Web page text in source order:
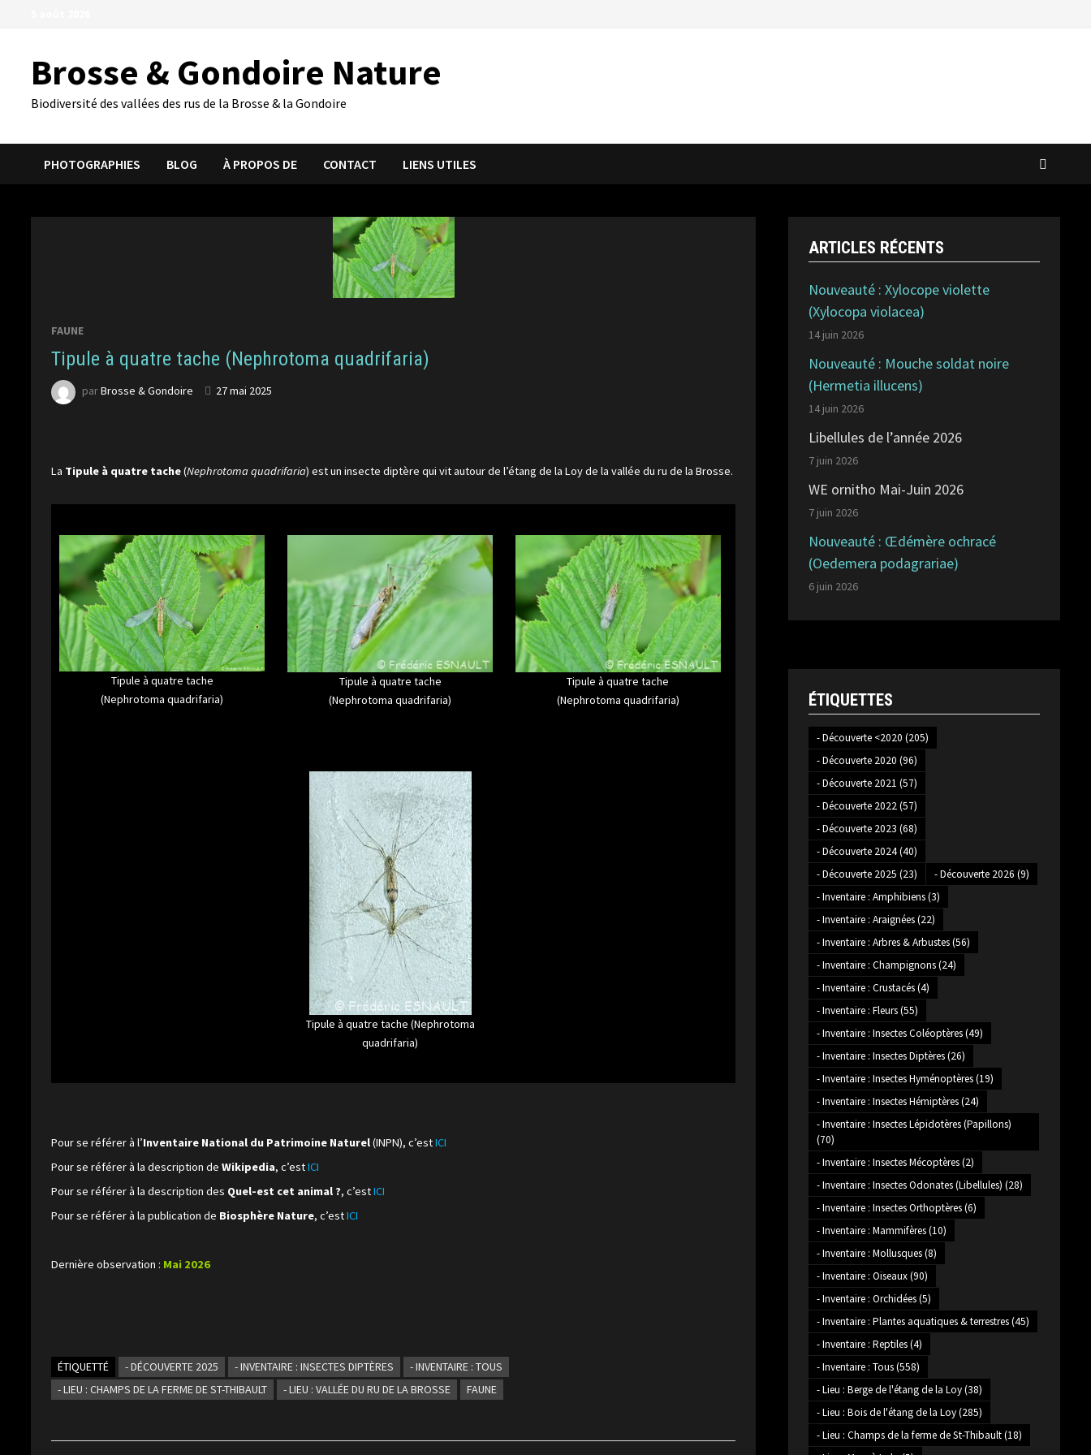
Brosse & Gondoire Nature
Biodiversité des vallées des rus de la Brosse & la Gondoire
PHOTOGRAPHIES BLOG À PROPOS DE CONTACT LIENS UTILES
FAUNE
Tipule à quatre tache (Nephrotoma quadrifaria)
parBrosse & Gondoire 27 mai 2025
La Tipule à quatre tache(Nephrotoma quadrifaria) est un insecte diptère qui vit autour de l’étang de la Loy de la vallée du ru de la Brosse.
Tipule à quatre tache
(Nephrotoma quadrifaria)
Tipule à quatre tache
(Nephrotoma quadrifaria)
Tipule à quatre tache
(Nephrotoma quadrifaria)
Tipule à quatre tache (Nephrotoma
quadrifaria)
Pour se référer à l’Inventaire National du Patrimoine Naturel(INPN), c’estICI
Pour se référer à la description deWikipedia, c’estICI
Pour se référer à la description des Quel-est cet animal ?, c’estICI
Pour se référer à la publication de Biosphère Nature, c’estICI
Dernière observation : Mai 2026
ÉTIQUETTÉ - DÉCOUVERTE 2025 - INVENTAIRE : INSECTES DIPTÈRES
- INVENTAIRE : TOUS
- LIEU : CHAMPS DE LA FERME DE ST-THIBAULT
- LIEU : VALLÉE DU RU DE LA BROSSE FAUNE
ARTICLES RÉCENTS
Nouveauté : Xylocope violette
(Xylocopa violacea)
14 juin 2026
Nouveauté : Mouche soldat noire
(Hermetia illucens)
14 juin 2026
Libellules de l’année 2026
7 juin 2026
WE ornitho Mai-Juin 2026
7 juin 2026
Nouveauté : Œdémère ochracé
(Oedemera podagrariae)
6 juin 2026
ÉTIQUETTES
- Découverte <2020 (205)
- Découverte 2020 (96)
- Découverte 2021 (57)
- Découverte 2022(57)
- Découverte 2023 (68)
- Découverte 2024(40)
- Découverte 2025 (23) - Découverte 2026 (9)
- Inventaire : Amphibiens(3)
- Inventaire : Araignées(22)
- Inventaire : Arbres & Arbustes(56)
- Inventaire : Champignons(24)
- Inventaire : Crustacés(4)
- Inventaire : Fleurs(55)
- Inventaire : Insectes Coléoptères(49)
- Inventaire : Insectes Diptères(26)
- Inventaire : Insectes Hyménoptères(19)
- Inventaire : Insectes Hémiptères(24)
- Inventaire : Insectes Lépidotères (Papillons)
(70)
- Inventaire : Insectes Mécoptères(2)
- Inventaire : Insectes Odonates (Libellules) (28)
- Inventaire : Insectes Orthoptères(6)
- Inventaire : Mammifères(10)
- Inventaire : Mollusques(8)
- Inventaire : Oiseaux(90)
- Inventaire : Orchidées(5)
- Inventaire : Plantes aquatiques & terrestres(45)
- Inventaire : Reptiles(4)
- Inventaire : Tous(558)
- Lieu : Berge de l'étang de la Loy(38)
- Lieu : Bois de l'étang de la Loy(285)
- Lieu : Champs de la ferme de St-Thibault(18)